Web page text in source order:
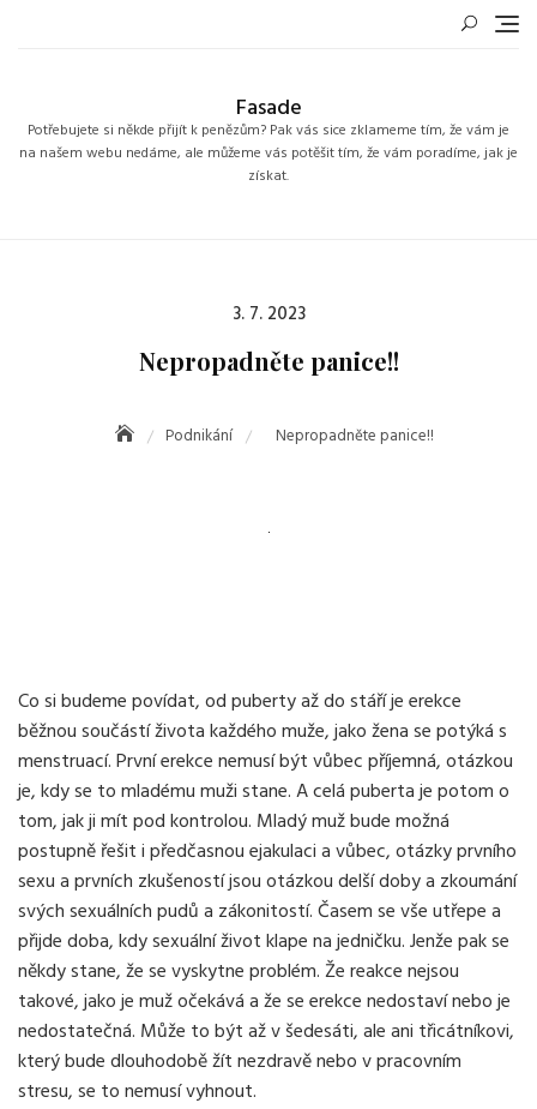
Fasade
Potřebujete si někde přijít k penězům? Pak vás sice zklameme tím, že vám je
na našem webu nedáme, ale můžeme vás potěšit tím, že vám poradíme, jak je
získat.
Posted
on
3. 7. 2023
Nepropadněte panice!!
Podnikání Nepropadněte panice!!
Co si budeme povídat, od puberty až do stáří je erekce
běžnou součástí života každého muže, jako žena se potýká s
menstruací. První erekce nemusí být vůbec příjemná, otázkou
je, kdy se to mladému muži stane. A celá puberta je potom o
tom, jak ji mít pod kontrolou. Mladý muž bude možná
postupně řešit i předčasnou ejakulaci a vůbec, otázky prvního
sexu a prvních zkušeností jsou otázkou delší doby a zkoumání
svých sexuálních pudů a zákonitostí. Časem se vše utřepe a
přijde doba, kdy sexuální život klape na jedničku. Jenže pak se
někdy stane, že se vyskytne problém. Že reakce nejsou
takové, jako je muž očekává a že se erekce nedostaví nebo je
nedostatečná. Může to být až v šedesáti, ale ani třicátníkovi,
který bude dlouhodobě žít nezdravě nebo v pracovním
stresu, se to nemusí vyhnout.